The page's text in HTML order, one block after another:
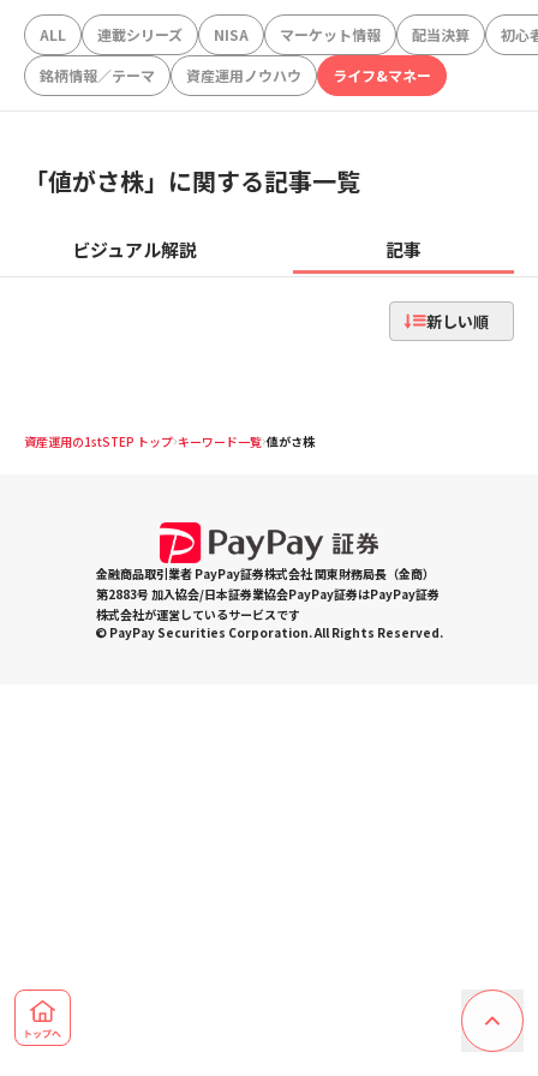
ALL 連載シリーズ NISA マーケット情報 配当決算
初心
銘柄情報／テーマ
資産運用ノウハウ ライフ&マネー
「値がさ株」に関する記事一覧
ビジュアル解説 記事
新しい順
資産運用の1stSTEP トップ キーワード一覧 値がさ株
金融商品取引業者 PayPay証券株式会社 関東財務局長（金商）
第2883号 加入協会/日本証券業協会PayPay証券はPayPay証券
株式会社が運営しているサービスです
© PayPay Securities Corporation. All Rights Reserved.